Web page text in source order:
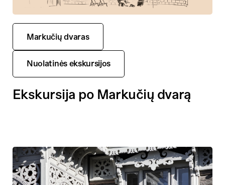
Markučių dvaras
Nuolatinės ekskursijos
Ekskursija po Markučių dvarą